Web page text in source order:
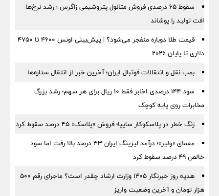
سقوط ۶۵ درصدی فروش متانول پتروشیمی زاگرس ؛ رشد نرخ‌ها
افت تولید را پوشاند
قیمت طلا دوباره منفجر می‌شود؟ | پیش‌بینی اونس ۴۶۰۰ تا ۴۷۵۰
دلاری تا پایان ۲۰۲۶
بمب نقل‌ و انتقالات فوتبال ایران؛ آخرین خبر از انتقال ستاره‌ها
سود ۱۴۴ درصدی اخابر فقط ۱۰ ریال برای هر سهم؛ رشد بزرگ
مخابرات روی پایه کوچک
زنگ خطر در پلاسکوکار سایپا؛ فروش «پلاسک» ۴۵ درصد سقوط کرد
معمای «ولیز»؛ درآمد لیزینگ ایران ۳۳ درصد بالا رفت اما سود
خالص ۴۹ درصد سقوط کرد
هدیه روز خبرنگار ۱۴۰۵ وزارت ارشاد چقدر است؟ ماجرای رقم ۵۰۰
هزار تومان و آخرین وضعیت واریز